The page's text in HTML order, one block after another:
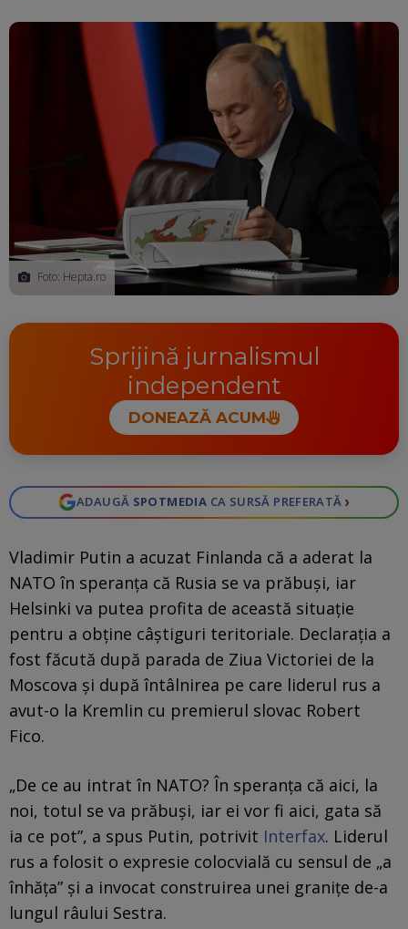
Foto: Hepta.ro
Sprijină jurnalismul
independent
DONEAZĂ ACUM
ADAUGĂ SPOTMEDIA CA SURSĂ PREFERATĂ ›
Vladimir Putin a acuzat Finlanda că a aderat la
NATO în speranța că Rusia se va prăbuși, iar
Helsinki va putea profita de această situație
pentru a obține câștiguri teritoriale. Declarația a
fost făcută după parada de Ziua Victoriei de la
Moscova și după întâlnirea pe care liderul rus a
avut-o la Kremlin cu premierul slovac Robert
Fico.
„De ce au intrat în NATO? În speranța că aici, la
noi, totul se va prăbuși, iar ei vor fi aici, gata să
ia ce pot”, a spus Putin, potrivit Interfax. Liderul
rus a folosit o expresie colocvială cu sensul de „a
înhăța” și a invocat construirea unei granițe de-a
lungul râului Sestra.